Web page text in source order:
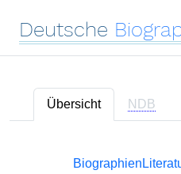
Deutsche
Übersicht NDB
Biographien